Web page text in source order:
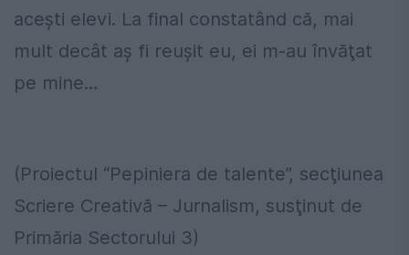
aceşti elevi. La final constatând că, mai
mult decât aş fi reuşit eu, ei m-au învăţat
pe mine…
(Proiectul “Pepiniera de talente”, secţiunea
Scriere Creativă – Jurnalism, susţinut de
Primăria Sectorului 3)